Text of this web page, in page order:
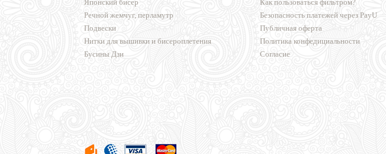
Японский бисер
Речной жемчуг, перламутр
Подвески
Нитки для вышивки и бисероплетения
Бусины Дзи
Как пользоваться фильтром?
Безопасность платежей через PayU
Публичная оферта
Политика конфедициальности
Согласие